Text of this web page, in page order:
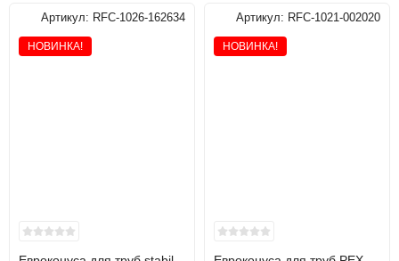
Артикул: RFC-1026-162634
НОВИНКА!
Артикул: RFC-1021-002020
НОВИНКА!